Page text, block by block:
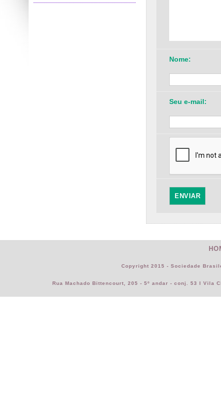
Nome:
Seu e-mail:
Copyright 2015 - Sociedade
Rua Machado Bittencourt, 205 - 5º andar - conj. 53 I Vila